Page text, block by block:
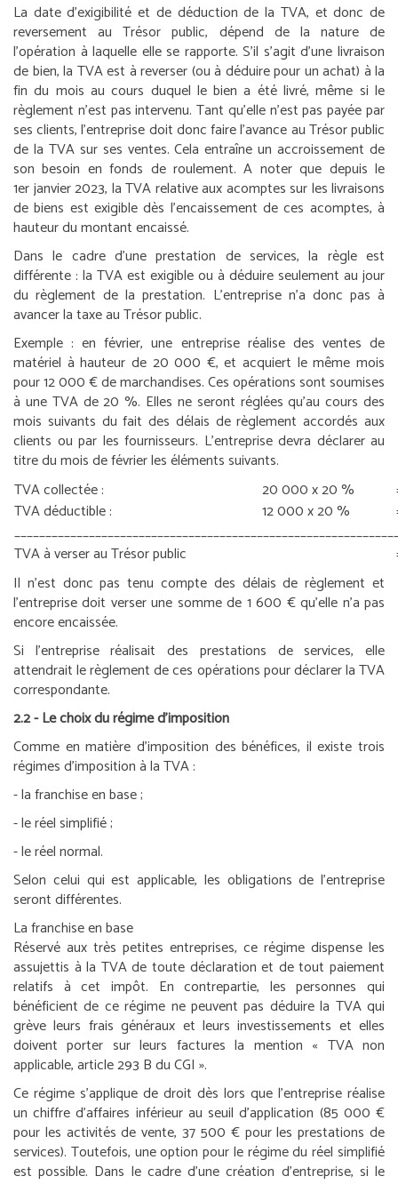
La date d’exigibilité et de déduction de la TVA, et donc de
reversement au Trésor public, dépend de la nature de
l’opération à laquelle elle se rapporte. S’il s’agit d’une livraison
de bien, la TVA est à reverser (ou à déduire pour un achat) à la
fin du mois au cours duquel le bien a été livré, même si le
règlement n’est pas intervenu. Tant qu’elle n’est pas payée par
ses clients, l’entreprise doit donc faire l’avance au Trésor public
de la TVA sur ses ventes. Cela entraîne un accroissement de
son besoin en fonds de roulement. A noter que depuis le
1erjanvier 2023, la TVA relative aux acomptes sur les livraisons
de biens est exigible dès l’encaissement de ces acomptes, à
hauteur du montant encaissé.
Dans le cadre d’une prestation de services, la règle est
différente : la TVA est exigible ou à déduire seulement au jour
du règlement de la prestation. L’entreprise n’a donc pas à
avancer la taxe au Trésor public.
Exemple : en février, une entreprise réalise des ventes de
matériel à hauteur de 20 000 €, et acquiert le même mois
pour 12 000 € de marchandises. Ces opérations sont soumises
à une TVA de 20 %. Elles ne seront réglées qu’au cours des
mois suivants du fait des délais de règlement accordés aux
clients ou par les fournisseurs. L’entreprise devra déclarer au
titre du mois de février les éléments suivants.
TVA collectée :
20 000 x 20 %
TVA déductible :
12 000 x 20 %
TVA à verser au Trésor public
Il n’est donc pas tenu compte des délais de règlement et
l’entreprise doit verser une somme de 1 600 € qu’elle n’a pas
encore encaissée.
Si l’entreprise réalisait des prestations de services, elle
attendrait le règlement de ces opérations pour déclarer la TVA
correspondante.
2.2 - Le choix du régime d’imposition
Comme en matière d’imposition des bénéfices, il existe trois
régimes d’imposition à la TVA :
- la franchise en base ;
- le réel simplifié ;
- le réel normal.
Selon celui qui est applicable, les obligations de l’entreprise
seront différentes.
La franchise en base
Réservé aux très petites entreprises, ce régime dispense les
assujettis à la TVA de toute déclaration et de tout paiement
relatifs à cet impôt. En contrepartie, les personnes qui
bénéficient de ce régime ne peuvent pas déduire la TVA qui
grève leurs frais généraux et leurs investissements et elles
doivent porter sur leurs factures la mention « TVA non
applicable, article 293 B du CGI ».
Ce régime s’applique de droit dès lors que l’entreprise réalise
un chiffre d’affaires inférieur au seuil d’application (85 000 €
pour les activités de vente, 37 500 € pour les prestations de
services). Toutefois, une option pour le régime du réel simplifié
est possible. Dans le cadre d’une création d’entreprise, si le